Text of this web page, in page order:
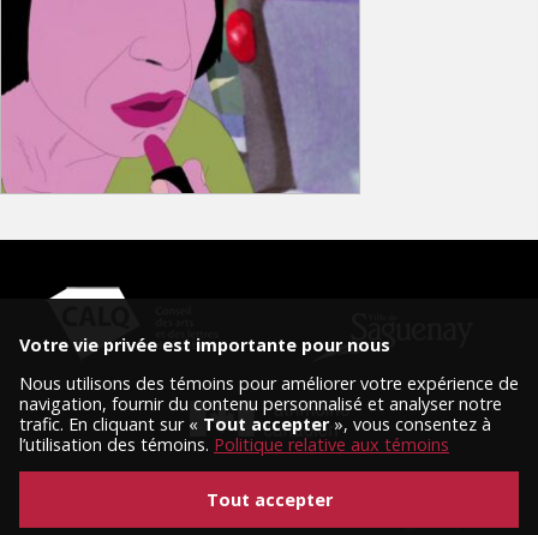
Votre vie privée est importante pour nous
Nous utilisons des témoins pour améliorer votre expérience de
navigation, fournir du contenu personnalisé et analyser notre
trafic. En cliquant sur « Tout accepter», vous consentez à
l’utilisation des témoins. Politique relative aux témoins
Tout accepter